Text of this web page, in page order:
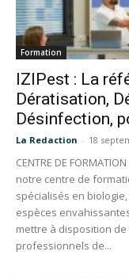
Formation
IZIPest : La
Dératisation,
Désinfection,
La Redaction - 18
CENTRE DE
notre centre de
spécialisés en
espèces
mettre à disposition
professionnels de...